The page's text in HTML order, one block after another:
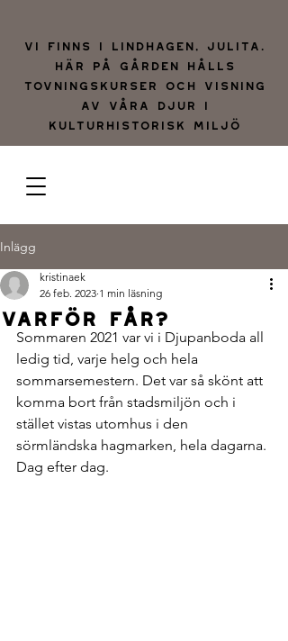
Vi finns i lindhagen, julita.
Här på gården hålls
tovningskurser och visning
av våra djur i
kulturhistorisk miljö
Inlägg
Varför får?
kristinaek
26 feb. 2023 1 min läsning
Sommaren 2021 var vi i Djupanboda all
ledig tid, varje helg och hela
sommarsemestern. Det var så skönt att
komma bort från stadsmiljön och i
stället vistas utomhus i den
sörmländska hagmarken, hela dagarna.
Dag efter dag.